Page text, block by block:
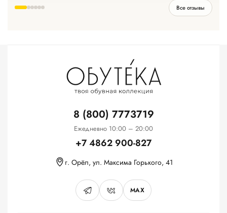
Все отзывы
8 (800) 7773719
Ежедневно 10:00 – 20:00
+7 4862 900-827
г. Орёл, ул. Максима Горького, 41
MAX